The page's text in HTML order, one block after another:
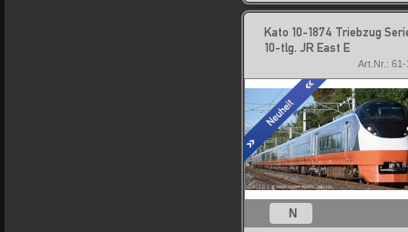
Kato 10-1874 Triebzug
10-tlg. JR East E
Art.Nr.:
N